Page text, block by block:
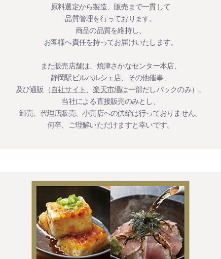
原料選定から製造、販売まで一貫して
品質管理を行っております。
商品の品質を維持し、
お客様へ責任を持ってお届けいたします。
また販売店舗は、焼津さかなセンター本店、
静岡駅ビルパルシェ店、その他催事、
及び通販（自社サイト 、楽天市場は一部だしパックのみ）、
当社による直接販売のみとし、
卸売、代理店販売、小売店への供給は行っておりません。
何卒、ご理解いただけますと幸いです。